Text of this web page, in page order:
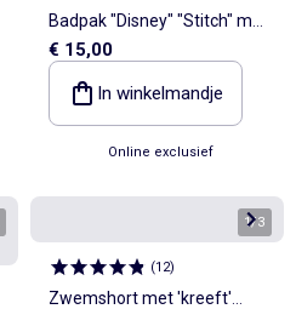
Badpak "Disney" "Stitch" met
rits
€ 15,00
In winkelmandje
Online exclusief
1/3
(12)
Zwemshort met 'kreeft'